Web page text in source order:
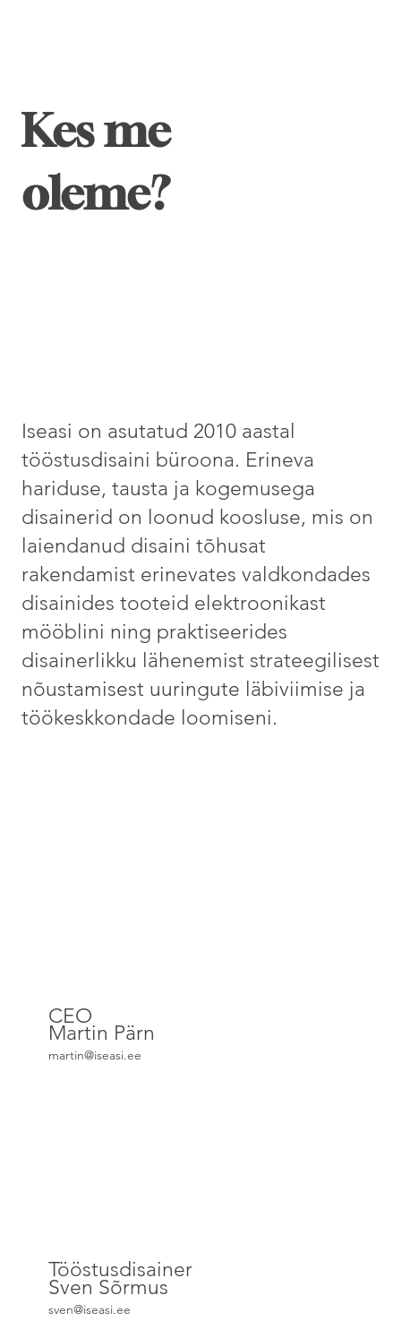
Kes me
oleme?
Iseasi on asutatud 2010 aastal
tööstusdisaini büroona. Erineva
hariduse, tausta ja kogemusega
disainerid on loonud koosluse, mis on
laiendanud disaini tõhusat
rakendamist erinevates valdkondades
disainides tooteid elektroonikast
mööblini ning praktiseerides
disainerlikku lähenemist strateegilisest
nõustamisest uuringute läbiviimise ja
töökeskkondade loomiseni.
Martin Pärn
CEO
martin@iseasi.ee
Sven Sõrmus
Tööstusdisainer
sven@iseasi.ee